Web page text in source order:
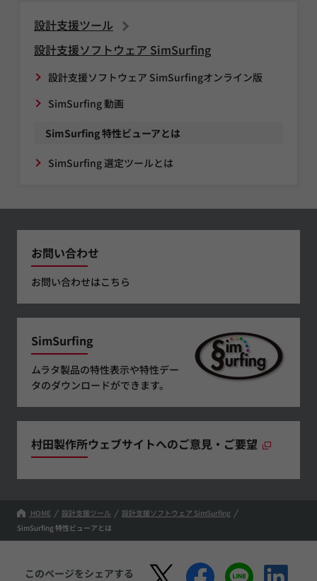
設計支援ツール
設計支援ソフトウェア SimSurfing
設計支援ソフトウェア SimSurfingオンライン版
SimSurfing 動画
SimSurfing 特性ビューアとは
SimSurfing 選定ツールとは
お問い合わせ
お問い合わせはこちら
SimSurfing
ムラタ製品の特性表示や特性デー
タのダウンロードができます。
村田製作所ウェブサイトへのご意見・ご要望
HOME 設計支援ツール
設計支援ソフトウェア SimSurfing
SimSurfing 特性ビューアとは
このページをシェアする